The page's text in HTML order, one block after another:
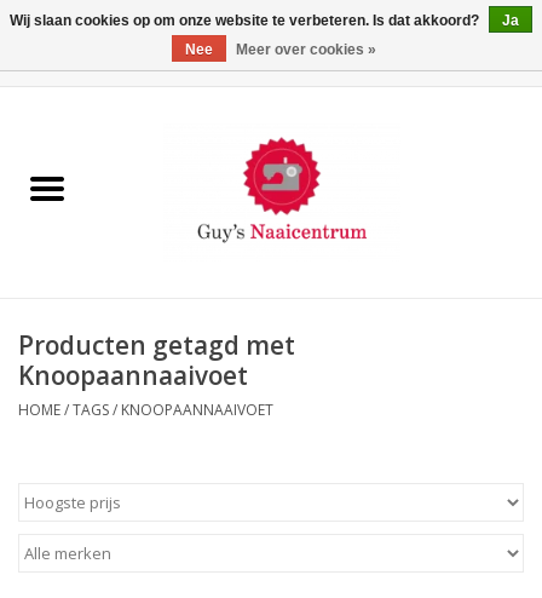
Machines
Paspoppen
Producten getagd met
Knoopaannaaivoet
HOME/TAGS/ KNOOPAANNAAIVOET
Wij slaan cookies op om onze website te verbeteren. Is dat akkoord?
Ja
Nee
Meer over cookies »